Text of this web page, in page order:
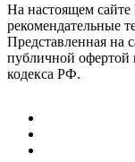
На настоящем
рекомендательные
Представленная на
публичной офертой
кодекса РФ.